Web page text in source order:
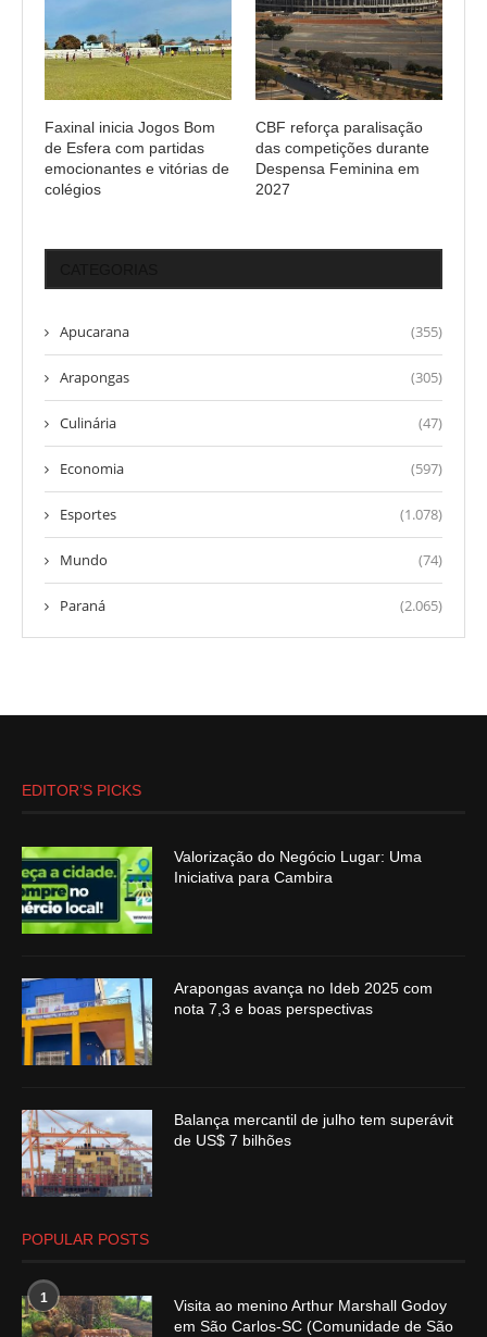
Faxinal inicia Jogos Bom
de Esfera com partidas
emocionantes e vitórias de
colégios
CBF reforça paralisação
das competições durante
Despensa Feminina em
2027
Apucarana (355)
Arapongas (305)
Culinária (47)
Economia (597)
Esportes (1.078)
Mundo (74)
Paraná (2.065)
EDITOR’S PICKS
Valorização do Negócio Lugar: Uma
Iniciativa para Cambira
Arapongas avança no Ideb 2025 com
nota 7,3 e boas perspectivas
Balança mercantil de julho tem superávit
de US$ 7 bilhões
POPULAR POSTS
1
Visita ao menino Arthur Marshall Godoy
em São Carlos-SC (Comunidade de São